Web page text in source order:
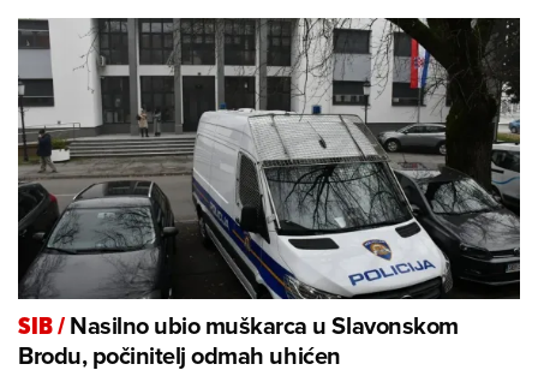
SIB/Nasilno ubio muškarca u Slavonskom
Brodu, počinitelj odmah uhićen